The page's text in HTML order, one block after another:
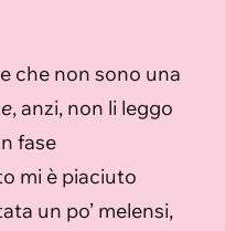
che non sono una
, anzi, non li leggo
fase
mi è piaciuto
un po’ melensi,